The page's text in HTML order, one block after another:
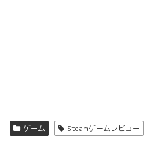
ゲーム Steamゲームレビュー